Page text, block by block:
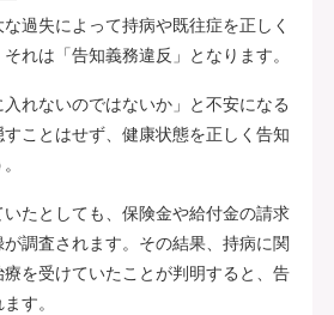
過失によって持病や既往症を正しく
れは「告知義務違反」となります。
入れないのではないか」と不安になる
ことはせず、健康状態を正しく告知
たとしても、保険金や給付金の請求
調査されます。その結果、持病に関
を受けていたことが判明すると、告
す。